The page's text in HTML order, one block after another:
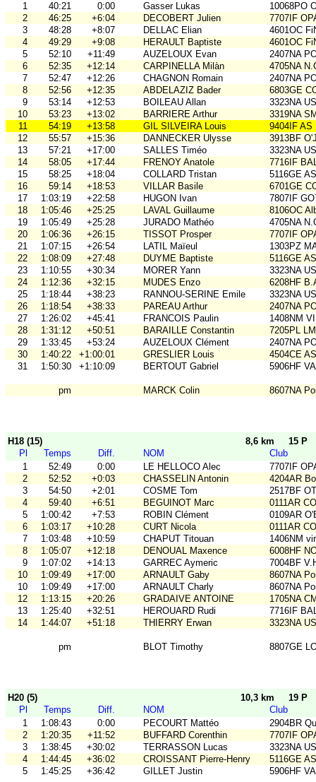
1
40:21 0:00 Gasser Lukas
10068PO
2
46:25 +6:04 DECOBERT Julien
7707IF
3
48:28 +8:07 DELLAC Elian
4601OC
4
49:29 +9:08 HERAULT Baptiste
4601OC
5
52:10 +11:49 AUZELOUX Evan
2407NA
6
52:35 +12:14 CARPINELLA Milàn
4705NA
7
52:47 +12:26 CHAGNON Romain
2407NA
8
52:56 +12:35 ABDELAZIZ Bader
6803GE
9
53:14 +12:53 BOILEAU Allan
3323NA
10
53:23 +13:02 BARRIERE Arthur
3319NA
11
54:19 +13:58 GIL SILVEIRA Louis
9404IF AS
12
55:57 +15:36 DANNECKER Ulysse
3913BF
13
57:21 +17:00 SALLES Timéo
3323NA
14
58:05 +17:44 FRENOY Anatole
7716IF
15
58:25 +18:04 COLLARD Tristan
5116GE
16
59:14 +18:53 VILLAR Basile
6701GE
17
1:03:19 +22:58 HUGON Ivan
7807IF
18
1:05:46 +25:25 LAVAL Guillaume
8106OC
19
1:05:49 +25:28 JURADO Mathéo
4705NA
20
1:06:36 +26:15 TISSOT Prosper
7707IF
21
1:07:15 +26:54 LATIL Maïeul
1303PZ
22
1:08:09 +27:48 DUYME Baptiste
5116GE
23
1:10:55 +30:34 MORER Yann
3323NA
24
1:12:36 +32:15 MUDES Enzo
6208HF
25
1:18:44 +38:23 RANNOU-SERINE Emile
3323NA
26
1:18:54 +38:33 PAREAU Arthur
2407NA
27
1:26:02 +45:41 FRANCOIS Paulin
1408NM
28
1:31:12 +50:51 BARAILLE Constantin
7205PL
29
1:33:45 +53:24 AUZELOUX Clément
2407NA
30
1:40:22 +1:00:01 GRESLIER Louis
4504CE
31
1:50:30 +1:10:09 BERTOUT Gabriel 5906HF
pm MARCK Colin 8607NA
H18 (15) 8,6 km
15 P
Pl
Temps Diff. NOM
Club
1
52:49 0:00 LE HELLOCO Alec
7707IF
2
52:52 +0:03 CHASSELIN Antonin
4204AR
3
54:50 +2:01 COSME Tom
2517BF
4
59:40 +6:51 BEGUINOT Marc
0111AR
5
1:00:42 +7:53 ROBIN Clément
0109AR
6
1:03:17 +10:28 CURT Nicola
0111AR
7
1:03:48 +10:59 CHAPUT Titouan
1406NM
8
1:05:07 +12:18 DENOUAL Maxence
6008HF
9
1:07:02 +14:13 GARREC Aymeric
7004BF
10
1:09:49 +17:00 ARNAULT Gaby
8607NA
10
1:09:49 +17:00 ARNAULT Charly
8607NA
12
1:13:15 +20:26 GRADAIVE ANTOINE
1705NA
13
1:25:40 +32:51 HEROUARD Rudi
7716IF
14
1:44:07 +51:18 THIERRY Erwan 3323NA
pm BLOT Timothy 8807GE
H20 (5) 10,3 km
19 P
Pl
Temps Diff. NOM
Club
1
1:08:43 0:00 PECOURT Mattéo
2904BR
2
1:20:35 +11:52 BUFFARD Corenthin
7707IF
3
1:38:45 +30:02 TERRASSON Lucas
3323NA
4
1:44:45 +36:02 CROISSANT Pierre-Henry
5116GE
5
1:45:25 +36:42 GILLET Justin 5906HF